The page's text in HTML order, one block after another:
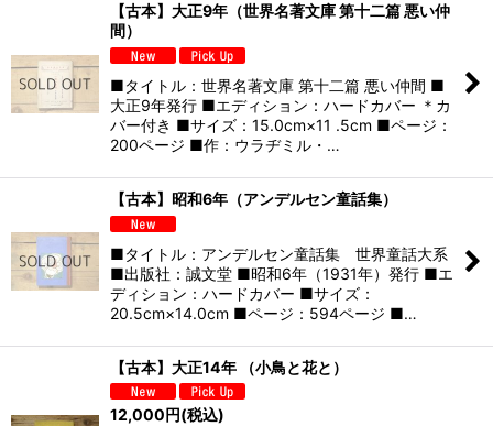
【古本】大正9年（世界名著文庫 第十二篇 悪い仲
間）
■タイトル：世界名著文庫 第十二篇 悪い仲間 ■
大正9年発行 ■エディション：ハードカバー ＊カ
バー付き ■サイズ：15.0cm×11 .5cm ■ページ：
200ページ ■作：ウラヂミル・…
【古本】昭和6年（アンデルセン童話集）
■タイトル：アンデルセン童話集 世界童話大系
■出版社：誠文堂 ■昭和6年（1931年）発行 ■エ
ディション：ハードカバー ■サイズ：
20.5cm×14.0cm ■ページ：594ページ ■…
【古本】大正14年 （小鳥と花と）
12,000円(税込)